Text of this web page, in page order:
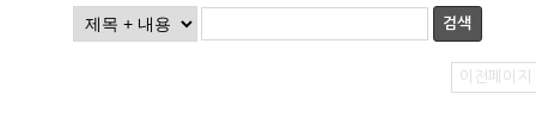
검색
이전페이지